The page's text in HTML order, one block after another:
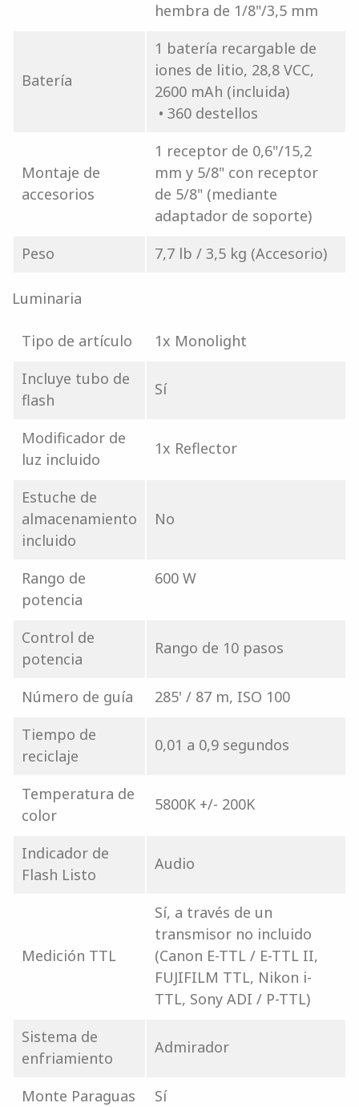
hembra de 1/8"/3,5 mm
Batería
1 batería recargable de
iones de litio, 28,8 VCC,
2600 mAh (incluida)
• 360 destellos
Montaje de
accesorios
1 receptor de 0,6"/15,2
mm y 5/8" con receptor
de 5/8" (mediante
adaptador de soporte)
Peso
7,7 lb / 3,5 kg (Accesorio)
Luminaria
Tipo de artículo
1x Monolight
Incluye tubo de
flash
Sí
Modificador de
luz incluido
1x Reflector
Estuche de
almacenamiento
incluido
No
Rango de
potencia
600 W
Control de
potencia
Rango de 10 pasos
Número de guía
285' / 87 m, ISO 100
Tiempo de
reciclaje
0,01 a 0,9 segundos
Temperatura de
color
5800K +/- 200K
Indicador de
Flash Listo
Audio
Medición TTL
Sí, a través de un
transmisor no incluido
(Canon E-TTL / E-TTL II,
FUJIFILM TTL, Nikon i-
TTL, Sony ADI / P-TTL)
Sistema de
enfriamiento
Admirador
Monte Paraguas
Sí